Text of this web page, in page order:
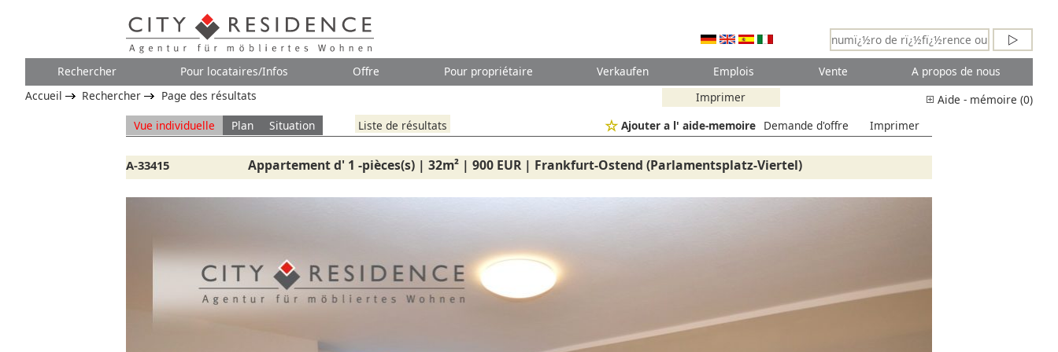
Rechercher Pour locataires/Infos Offre Pour propriétaire Verkaufen Emplois Vente
A propos de nous
Aide - mémoire (0)
Imprimer
Accueil Rechercher
Page des résultats
Vue individuelle
Plan Situation Liste de résultats Imprimer
Demande d'offre
Ajouter a l' aide-memoire
A-33415 Appartement d' 1 -pièces(s) | 32m² | 900 EUR | Frankfurt-Ostend (Parlamentsplatz-Viertel)
Cuisine
Salle de bains
Vue
Aspect extérieur de l'immeuble